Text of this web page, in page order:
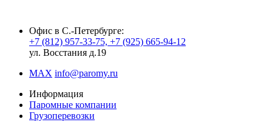
Офис в С.-Петербурге:
+7 (812) 957-33-75, +7 (925) 665-94-12
ул. Восстания д.19
MAX info@paromy.ru
Информация
Паромные компании
Грузоперевозки